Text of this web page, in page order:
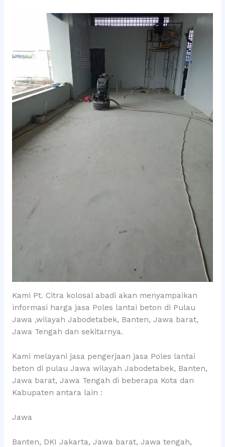
Kami Pt. Citra kolosal abadi akan menyampaikan
informasi harga jasa Poles lantai beton di Pulau
Jawa ,wilayah Jabodetabek, Banten, Jawa barat,
Jawa Tengah dan sekitarnya.
Kami melayani jasa pengerjaan jasa Poles lantai
beton di pulau Jawa wilayah Jabodetabek, Banten,
Jawa barat, Jawa Tengah di beberapa Kota dan
Kabupaten antara lain :
Jawa
Banten, DKI Jakarta, Jawa barat, Jawa tengah,